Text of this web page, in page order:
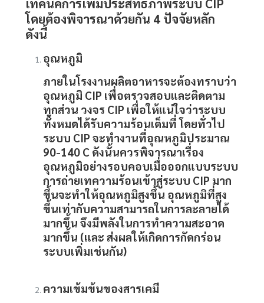
โดยต้องพิจารณาด้วยกัน 4 ปัจจัยหลัก
ดังนี้
อุณหภูมิ
ภายในโรงงานผลิตอาหารจะต้องทราบว่า
อุณหภูมิ CIP เพื่อตรวจสอบและติดตาม
ทุกส่วน วงจร CIP เพื่อให้แน่ใจว่าระบบ
ทั้งหมดได้รับความร้อนเต็มที่ โดยทั่วไป
ระบบ CIP จะทำงานที่อุณหภูมิประมาณ
90-140 C ดังนั้นควรพิจารณาเรื่อง
อุณหภูมิอย่างรอบคอบเมื่อออกแบบระบบ
การถ่ายเทความร้อนเข้าสู่ระบบ CIP มาก
ขึ้นจะทำให้อุณหภูมิสูงขึ้น อุณหภูมิที่สูง
ขึ้นเท่ากับความสามารถในการละลายได้
มากขึ้น จึงมีพลังในการทำความสะอาด
มากขึ้น (และ ส่งผลให้เกิดการกัดกร่อน
ระบบเพิ่มเช่นกัน)
ความเข้มข้นของสารเคมี